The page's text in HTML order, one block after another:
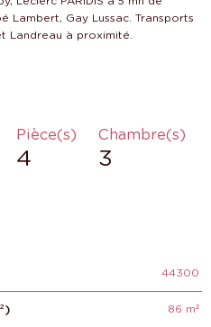
Lambert, Gay Lussac. Transports
Landreau à proximité.
Pièce(s)
4
Chambre(s)
3
44300
86 m²